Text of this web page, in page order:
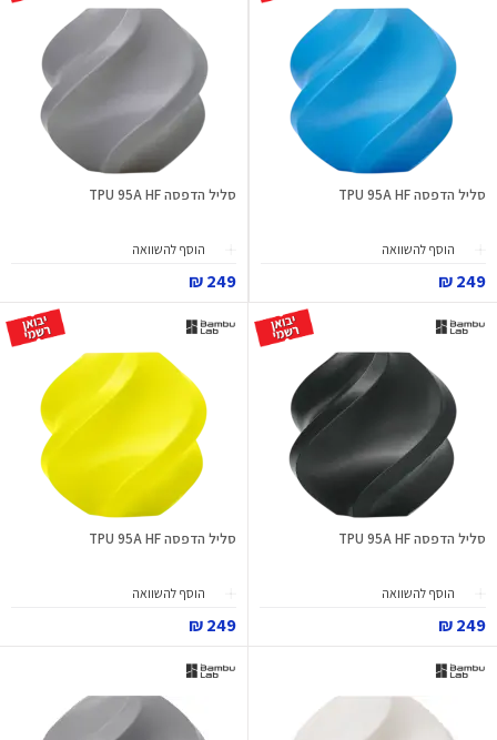
סליל הדפסה TPU 95A HF
הוסף להשוואה
249 ₪
סליל הדפסה TPU 95A HF
הוסף להשוואה
249 ₪
סליל הדפסה TPU 95A HF
הוסף להשוואה
249 ₪
סליל הדפסה TPU 95A HF
הוסף להשוואה
249 ₪